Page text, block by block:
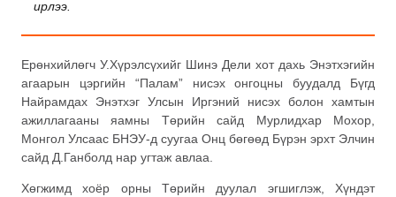
ирлээ.
Ерөнхийлөгч У.Хүрэлсүхийг Шинэ Дели хот дахь Энэтхэгийн
агаарын цэргийн “Палам” нисэх онгоцны буудалд Бүгд
Найрамдах Энэтхэг Улсын Иргэний нисэх болон хамтын
ажиллагааны яамны Төрийн сайд Мурлидхар Мохор,
Монгол Улсаас БНЭУ-д суугаа Онц бөгөөд Бүрэн эрхт Элчин
сайд Д.Ганболд нар угтаж авлаа.
Хөгжимд хоёр орны Төрийн дуулал эгшиглэж, Хүндэт